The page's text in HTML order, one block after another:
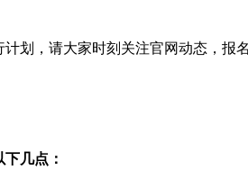
，请大家时刻关注官网动态，报名
几点：